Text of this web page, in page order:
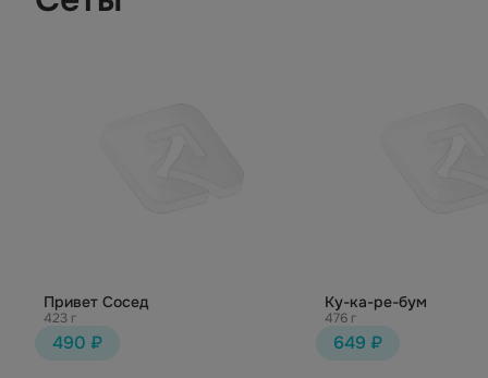
Привет Сосед
423 г
490 ₽
Ку-ка-ре-бум
476 г
649 ₽